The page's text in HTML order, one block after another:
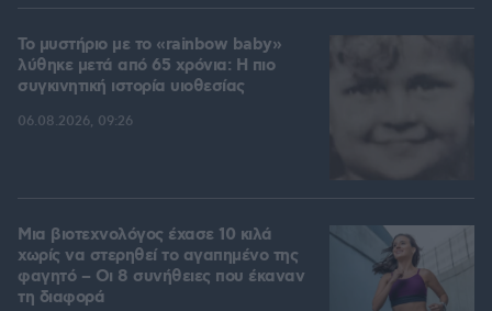
Το μυστήριο με το «rainbow baby»
λύθηκε μετά από 65 χρόνια: Η πιο
συγκινητική ιστορία υιοθεσίας
06.08.2026, 09:26
Μια βιοτεχνολόγος έχασε 10 κιλά
χωρίς να στερηθεί το αγαπημένο της
φαγητό – Οι 8 συνήθειες που έκαναν
τη διαφορά